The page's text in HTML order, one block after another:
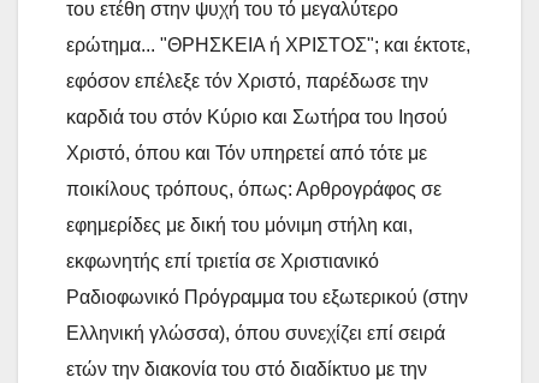
του ετέθη στην ψυχή του τό μεγαλύτερο
ερώτημα... "ΘΡΗΣΚΕΙΑ ή ΧΡΙΣΤΟΣ"; και έκτοτε,
εφόσον επέλεξε τόν Χριστό, παρέδωσε την
καρδιά του στόν Κύριο και Σωτήρα του Ιησού
Χριστό, όπου και Τόν υπηρετεί από τότε με
ποικίλους τρόπους, όπως: Αρθρογράφος σε
εφημερίδες με δική του μόνιμη στήλη και,
εκφωνητής επί τριετία σε Χριστιανικό
Ραδιοφωνικό Πρόγραμμα του εξωτερικού (στην
Ελληνική γλώσσα), όπου συνεχίζει επί σειρά
ετών την διακονία του στό διαδίκτυο με την